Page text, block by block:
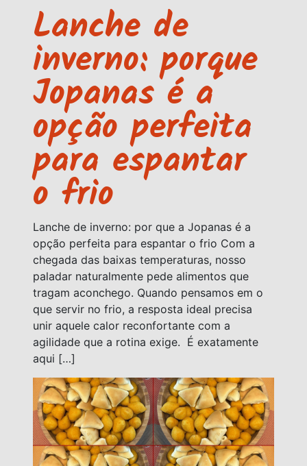
Lanche de
inverno: porque
Jopanas é a
opção perfeita
para espantar
o frio
Lanche de inverno: por que a Jopanas é a
opção perfeita para espantar o frio Com a
chegada das baixas temperaturas, nosso
paladar naturalmente pede alimentos que
tragam aconchego. Quando pensamos em o
que servir no frio, a resposta ideal precisa
unir aquele calor reconfortante com a
agilidade que a rotina exige. É exatamente
aqui […]